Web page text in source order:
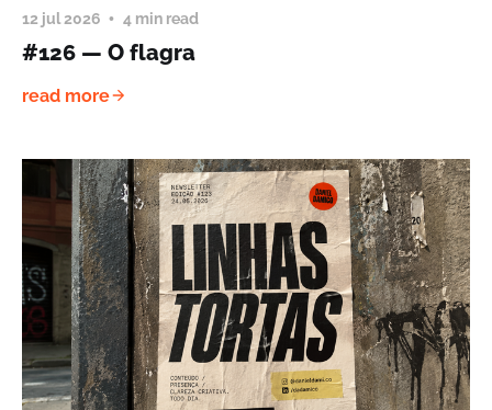
12 jul 2026 4 min read
#126 — O flagra
read more